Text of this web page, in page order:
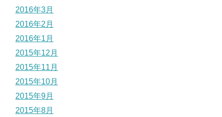
2016年3月
2016年2月
2016年1月
2015年12月
2015年11月
2015年10月
2015年9月
2015年8月